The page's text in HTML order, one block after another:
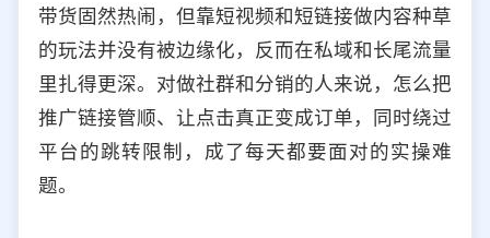
选择允许访问的平台类型
带货固然热闹，但靠短视频和短链接做内容种草
的玩法并没有被边缘化，反而在私域和长尾流量
里扎得更深。对做社群和分销的人来说，怎么把
推广链接管顺、让点击真正变成订单，同时绕过
平台的跳转限制，成了每天都要面对的实操难
题。